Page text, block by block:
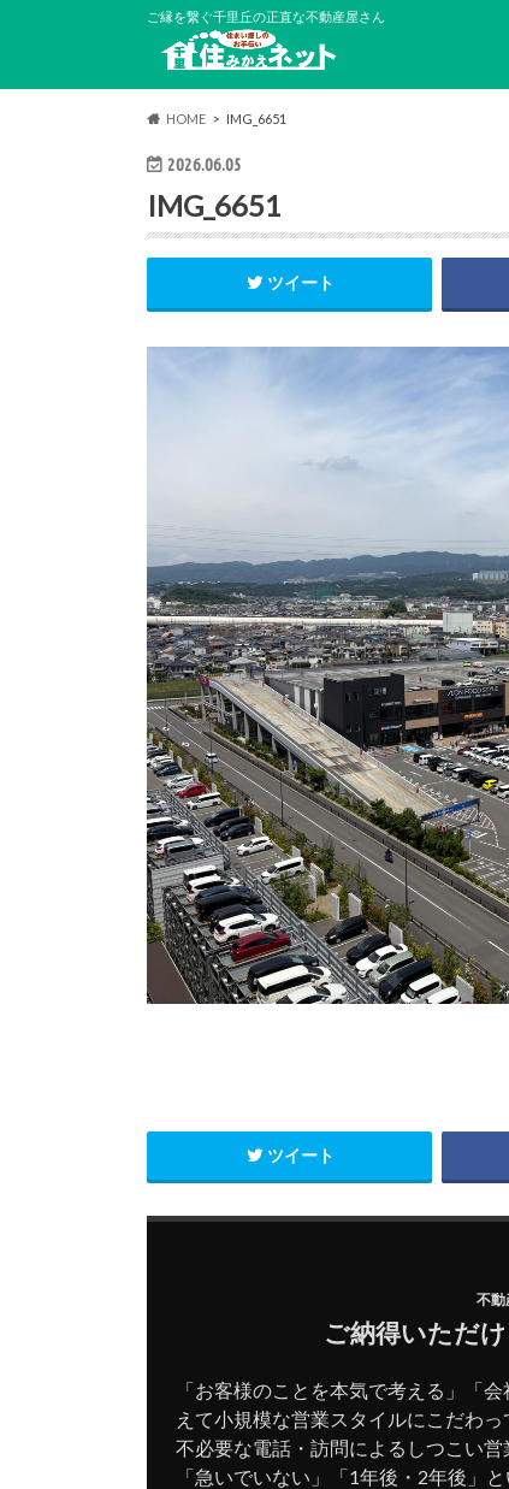
ご縁を繋ぐ千里丘の正直な不動産屋さん
HOME IMG_6651
2026.06.05
IMG_6651
ツイート
ツイート
不動
ご納得いただ
「お客様のことを本気で考える」「
えて小規模な営業スタイルにこだわっ
不必要な電話・訪問によるしつこい営
「急いでいない」「1年後・2年後」